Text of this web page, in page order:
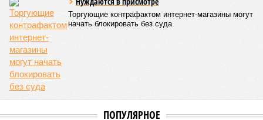
Монополия вкладывалась-вкладывалась в Армению и
довкладывалась
РЖД против своей страны
(фото: Deep Vision)